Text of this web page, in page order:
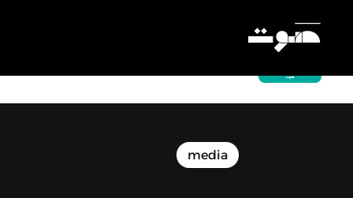
media